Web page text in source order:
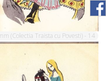
(Colectia Traista cu Povesti) - 14